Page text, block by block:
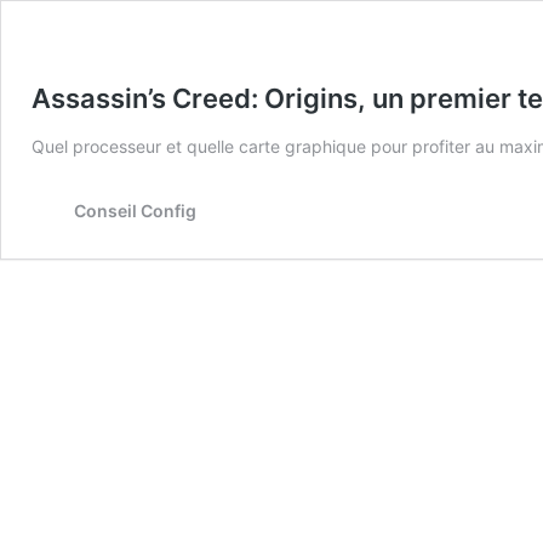
Assassin’s Creed: Origins, un
Quel processeur et quelle carte graphique pour profiter au
Conseil Config